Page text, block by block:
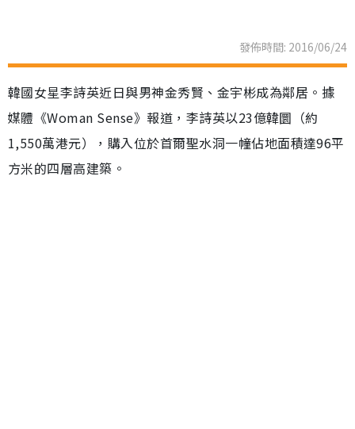
發佈時間: 2016/06/24
韓國女星李詩英近日與男神金秀賢、金宇彬成為鄰居。據
媒體《Woman Sense》報道，李詩英以23億韓圜（約
1,550萬港元），購入位於首爾聖水洞一幢佔地面積達96平
方米的四層高建築。